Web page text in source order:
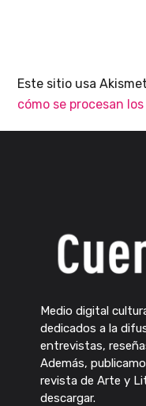
Este sitio usa
cómo se procesan
Medio digital
dedicados a la
entrevistas,
Además,
revista de Arte y
descargar.